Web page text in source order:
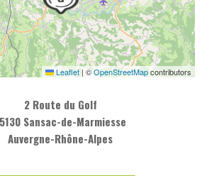
Leaflet | ©OpenStreetMapcontributors
2 Route du Golf
Sansac-de-Marmiesse
Auvergne-Rhône-Alpes